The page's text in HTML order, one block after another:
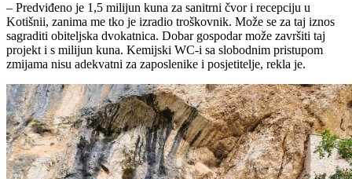
– Predviđeno je 1,5 milijun kuna za sanitrni čvor i recepciju u
Kotišnii, zanima me tko je izradio troškovnik. Može se za taj iznos
sagraditi obiteljska dvokatnica. Dobar gospodar može završiti taj
projekt i s milijun kuna. Kemijski WC-i sa slobodnim pristupom
zmijama nisu adekvatni za zaposlenike i posjetitelje, rekla je.